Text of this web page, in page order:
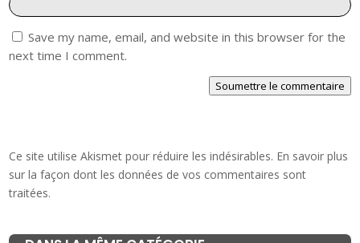
Save my name, email, and website in this browser for the
next time I comment.
Soumettre le commentaire
Ce site utilise Akismet pour réduire les indésirables. En savoir plus
sur la façon dont les données de vos commentaires sont
traitées.